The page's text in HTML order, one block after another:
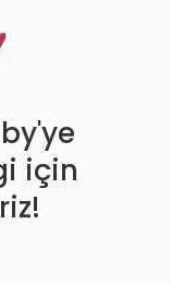
için